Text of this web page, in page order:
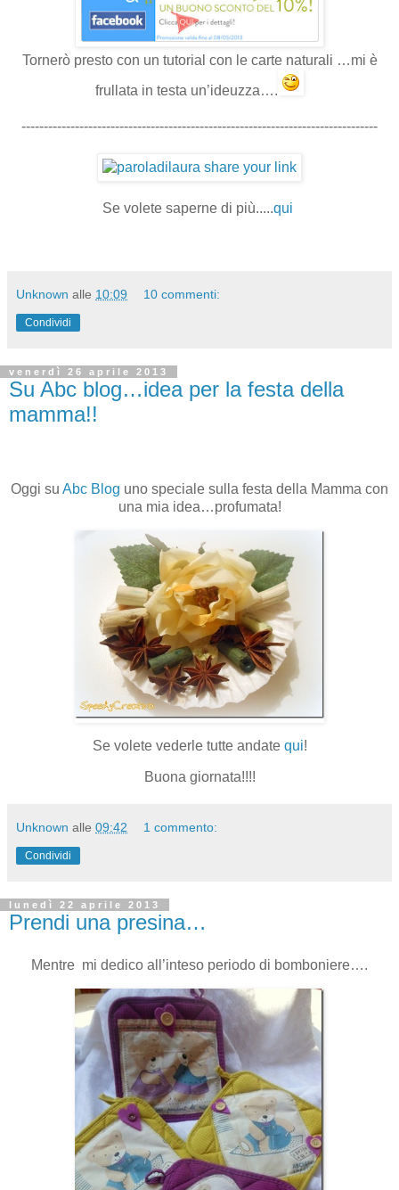
Tornerò presto con un tutorial con le carte naturali …mi è
frullata in testa un’ideuzza….
--------------------------------------------------------------------------------
Se volete saperne di più.....qui
Unknown alle 10:09 10 commenti:
Condividi
venerdì 26 aprile 2013
Su Abc blog…idea per la festa della
mamma!!
Oggi su Abc Blog uno speciale sulla festa della Mamma con
una mia idea…profumata!
Se volete vederle tutte andate qui!
Buona giornata!!!!
Unknown alle 09:42 1 commento:
Condividi
lunedì 22 aprile 2013
Prendi una presina…
Mentre mi dedico all’inteso periodo di bomboniere….